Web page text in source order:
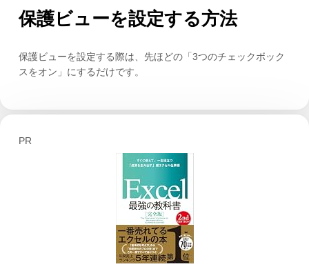
保護ビューを設定する方法
保護ビューを設定する際は、先ほどの「3つのチェックボック
スをオン」にするだけです。
PR